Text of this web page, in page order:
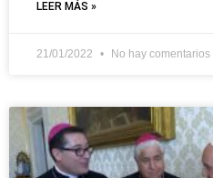
LEER MÁS »
21/01/2022 No hay comentarios